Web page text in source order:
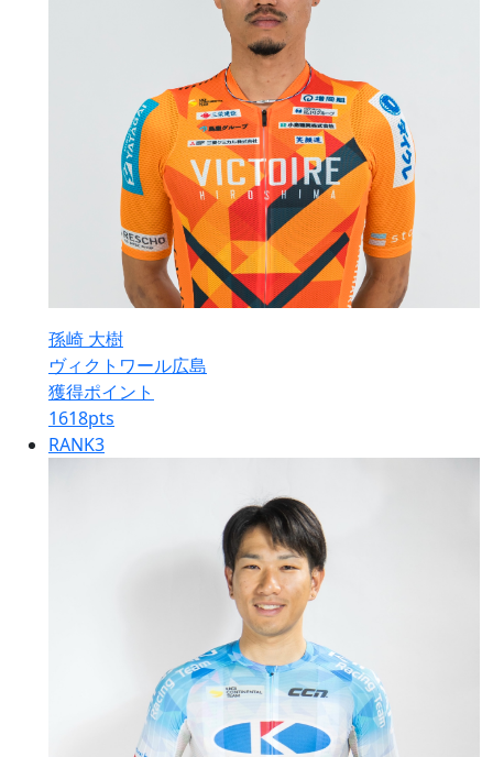
孫崎 大樹
ヴィクトワール広島
獲得ポイント
1618pts
RANK3